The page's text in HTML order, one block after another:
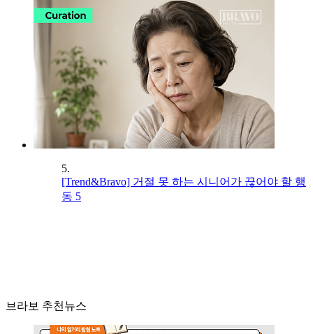
5.
[Trend&Bravo] 거절 못 하는 시니어가 끊어야 할 행
동 5
브라보 추천뉴스